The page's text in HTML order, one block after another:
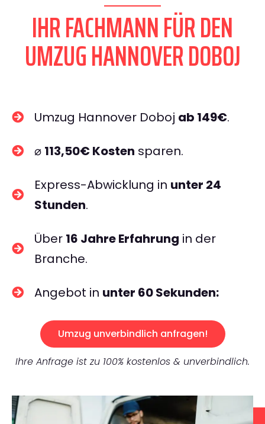
IHR FACHMANN FÜR DEN
UMZUG HANNOVER DOBOJ
Umzug Hannover Doboj ab 149€.
⌀ 113,50€ Kosten sparen.
Express-Abwicklung in unter 24
Stunden.
Über 16 Jahre Erfahrung in der
Branche.
Angebot in unter 60 Sekunden:
Umzug unverbindlich anfragen!
Ihre Anfrage ist zu 100% kostenlos & unverbindlich.